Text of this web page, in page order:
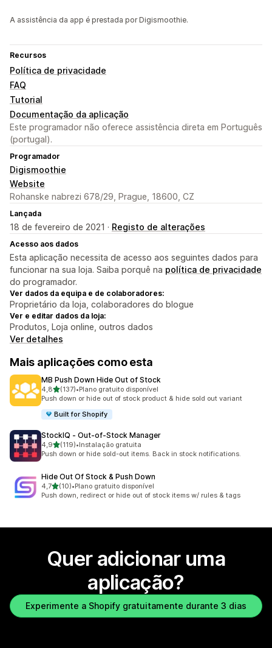
A assistência da app é prestada por Digismoothie.
Recursos
Política de privacidade
FAQ
Tutorial
Documentação da aplicação
Este programador não oferece assistência direta em Português
(portugal).
Programador
Digismoothie
Website
Rohanske nabrezi 678/29, Prague, 18600, CZ
Lançada
18 de fevereiro de 2021 · Registo de alterações
Acesso aos dados
Esta aplicação necessita de acesso aos seguintes dados para
funcionar na sua loja. Saiba porquê na política de privacidade
do programador.
Ver dados da equipa e de colaboradores:
Proprietário da loja, colaboradores do blogue
Ver e editar dados da loja:
Produtos, Loja online, outros dados
Ver detalhes
Mais aplicações como esta
MB Push Down Hide Out of Stock
4,8de 5 estrelas
(137)
137 total de avaliações
•Plano gratuito disponível
Push down or hide out of stock product & hide sold out variant
Built for Shopify
StockIQ ‑ Out‑of‑Stock Manager
4,9de 5 estrelas
(119)
119 total de avaliações
•Instalação gratuita
Push down or hide sold-out items. Back in stock notifications.
Hide Out Of Stock & Push Down
4,7de 5 estrelas
(10)
10 total de avaliações
•Plano gratuito disponível
Push down, redirect or hide out of stock items w/ rules & tags
Quer adicionar uma
aplicação?
Experimente a Shopify gratuitamente durante 3 dias